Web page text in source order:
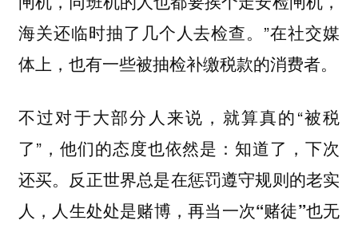
海关还临时抽了几个人去检查。”在社交媒
体上，也有一些被抽检补缴税款的消费者。
不过对于大部分人来说，就算真的“被税
了”，他们的态度也依然是：知道了，下次
还买。 反正世界总是在惩罚遵守规则的老实
人，人生处处是赌博，再当一次“赌徒”也无